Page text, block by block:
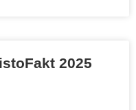
2025